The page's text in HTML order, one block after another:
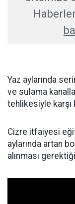
Yaz aylarında
ve sulama
tehlikesiyle karşı
Cizre itfaiyesi
aylarında artan
alınması